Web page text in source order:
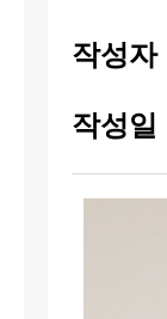
작성자
작성일